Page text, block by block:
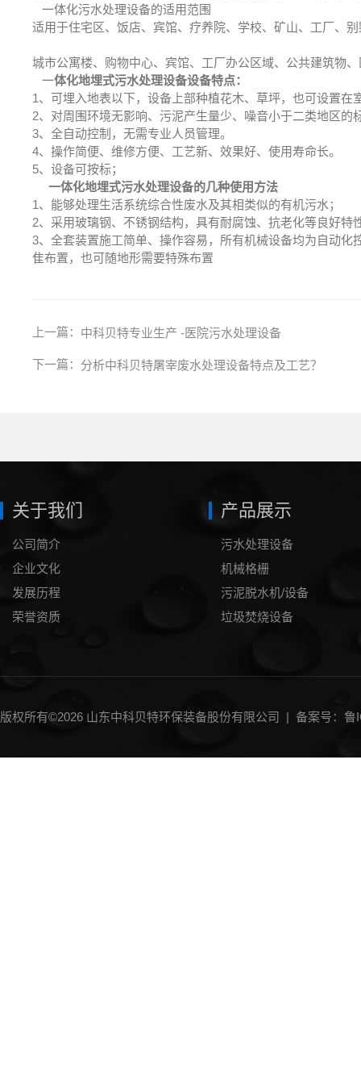
一体化污水处理设备的适用范围
适用于住宅区、饭店、宾馆、疗养院、学校、矿山、工厂、
城市公寓楼、购物中心、宾馆、工厂办公区域、公共建筑物
一体化地埋式污水处理设备设备特点：
1、可埋入地表以下，设备上部种植花木、草坪，也可设置在
2、对周围环境无影响、污泥产生量少、噪音小于二类地区的
3、全自动控制，无需专业人员管理。
4、操作简便、维修方便、工艺新、效果好、使用寿命长。
5、设备可按标；
一体化地埋式污水处理设备的几种使用方法
1、能够处理生活系统综合性废水及其相类似的有机污水；
2、采用玻璃钢、不锈钢结构，具有耐腐蚀、抗老化等良好特
3、全套装置施工简单、操作容易，所有机械设备均为自动化
隹布置，也可随地形需要特殊布置
上一篇： 中科贝特专业生产 -医院污水处理设备
下一篇： 分析中科贝特屠宰废水处理设备特点及工艺？
关于我们
公司简介
企业文化
发展历程
荣誉资质
产品展示
污水处理设备
机械格栅
污泥脱水机/设备
垃圾焚烧设备
刮（吸）泥机
加药装置
版权所有©2026 山东中科贝特环保装备股份有限公司 | 备案号：鲁